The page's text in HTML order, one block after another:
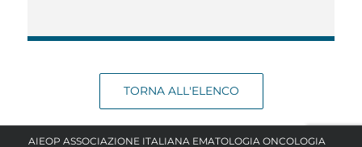
TORNA ALL'ELENCO
AIEOP ASSOCIAZIONE ITALIANA EMATOLOGIA ONCOLOGIA